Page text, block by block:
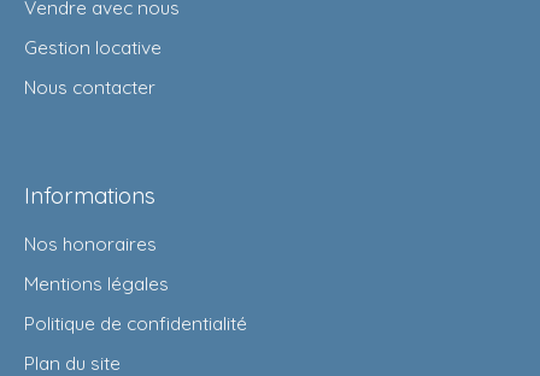
Vendre avec nous
Gestion locative
Nous contacter
Informations
Nos honoraires
Mentions légales
Politique de confidentialité
Plan du site